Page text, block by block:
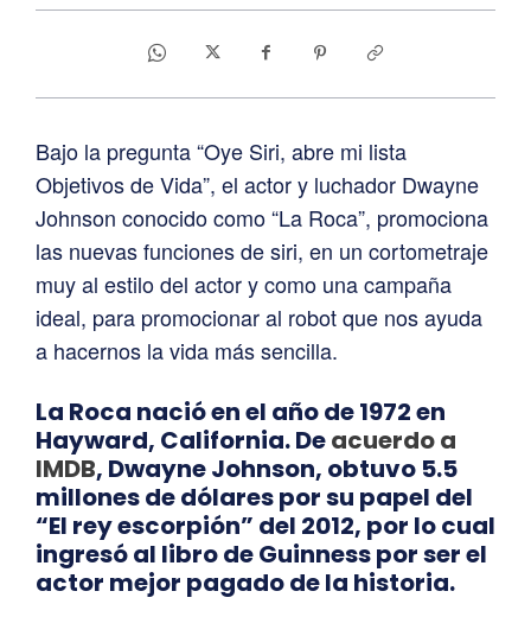
Bajo la pregunta “Oye Siri, abre mi lista
Objetivos de Vida”, el actor y luchador Dwayne
Johnson conocido como “La Roca”, promociona
las nuevas funciones de siri, en un cortometraje
muy al estilo del actor y como una campaña
ideal, para promocionar al robot que nos ayuda
a hacernos la vida más sencilla.
La Roca nació en el año de 1972 en
Hayward, California. Deacuerdo a
IMDB, Dwayne Johnson, obtuvo 5.5
millones de dólares por su papel del
“El rey escorpión” del 2012, por lo cual
ingresó al libro de Guinness por ser el
actor mejor pagado de la historia.